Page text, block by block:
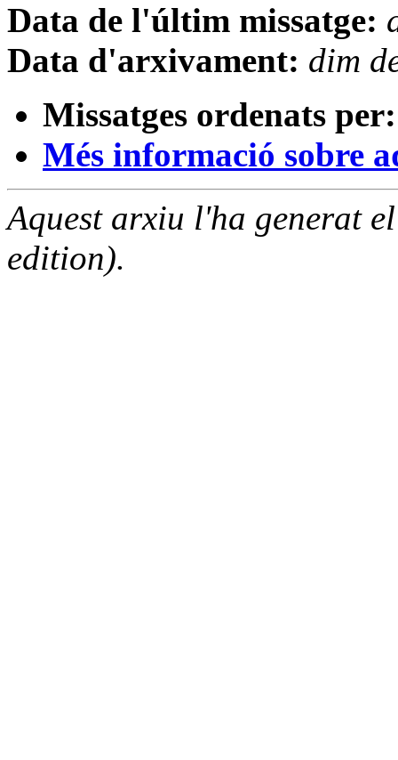
Data de l'últim missatge:
Data d'arxivament: dim
Missatges ordenats per:
Més informació sobre
Aquest arxiu l'ha generat
edition).